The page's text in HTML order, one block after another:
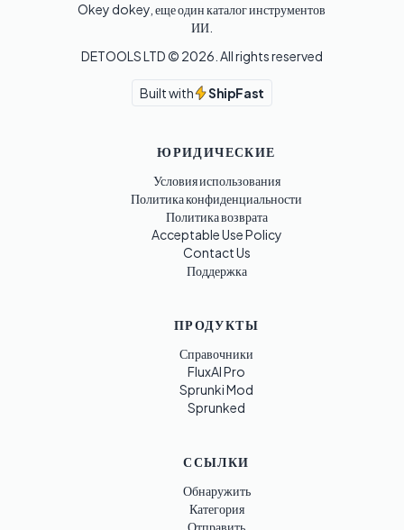
Okey dokey, еще один каталог инструментов
ИИ.
DETOOLS LTD © 2026 . All rights reserved
Built with ShipFast
ЮРИДИЧЕСКИЕ
Условия использования
Политика конфиденциальности
Политика возврата
Acceptable Use Policy
Contact Us
Поддержка
ПРОДУКТЫ
Справочники
FluxAI Pro
Sprunki Mod
Sprunked
ССЫЛКИ
Обнаружить
Категория
Отправить